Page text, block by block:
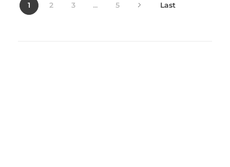
1 2 3 ... 5 Last